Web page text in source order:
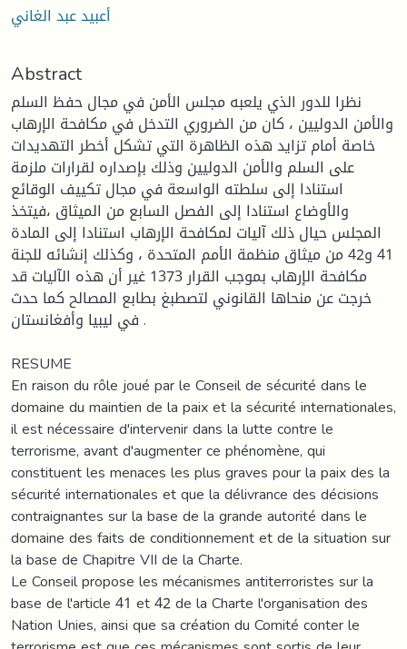
أعبيد عبد الغاني
Abstract
نظرا للدور الذي يلعبه مجلس الأمن في مجال حفظ السلم
والأمن الدوليين ، كان من الضروري التدخل في مكافحة الإرهاب
خاصة أمام تزايد هذه الظاهرة التي تشكل أخطر التهديدات
على السلم والأمن الدوليين وذلك بإصداره لقرارات ملزمة
استنادا إلى سلطته الواسعة في مجال تكييف الوقائع
والأوضاع استنادا إلى الفصل السابع من الميثاق ،فيتخذ
المجلس حيال ذلك آليات لمكافحة الإرهاب استنادا إلى المادة
41 و42 من ميثاق منظمة الأمم المتحدة ، وكذلك إنشائه للجنة
مكافحة الإرهاب بموجب القرار 1373 غير أن هذه الآليات قد
خرجت عن منحاها القانوني لتصطبغ بطابع المصالح كما حدث
في ليبيا وأفغانستان .
RESUME
En raison du rôle joué par le Conseil de sécurité dans le
domaine du maintien de la paix et la sécurité internationales,
il est nécessaire d'intervenir dans la lutte contre le
terrorisme, avant d'augmenter ce phénomène, qui
constituent les menaces les plus graves pour la paix des la
sécurité internationales et que la délivrance des décisions
contraignantes sur la base de la grande autorité dans le
domaine des faits de conditionnement et de la situation sur
la base de Chapitre VII de la Charte.
Le Conseil propose les mécanismes antiterroristes sur la
base de l'article 41 et 42 de la Charte l'organisation des
Nation Unies, ainsi que sa création du Comité conter le